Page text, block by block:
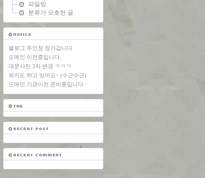
파일방
분류가 모호한 글
블로그 주인장 장가갑니다
도메인 이전중입니다.
대문사진 3차 변경 ㅋㅋㅋ
위키도 하고 있어요~ (수근수근)
도메인 기관이전 준비중입니다